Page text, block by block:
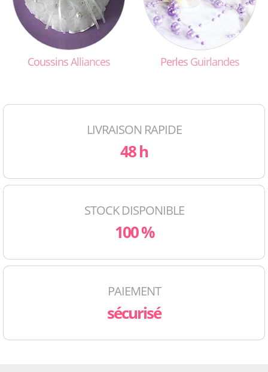
CoussinsAlliances Perles Guirlandes
LIVRAISON RAPIDE
48 h
STOCK DISPONIBLE
100 %
PAIEMENT
sécurisé